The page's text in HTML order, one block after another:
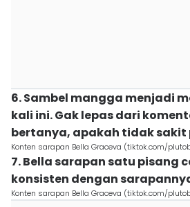
6. Sambel mangga menjadi
kali ini. Gak lepas dari
bertanya, apakah tidak sakit
Konten sarapan Bella Graceva (tiktok.com/
7. Bella sarapan satu pisang
konsisten dengan
Konten sarapan Bella Graceva (tiktok.com/